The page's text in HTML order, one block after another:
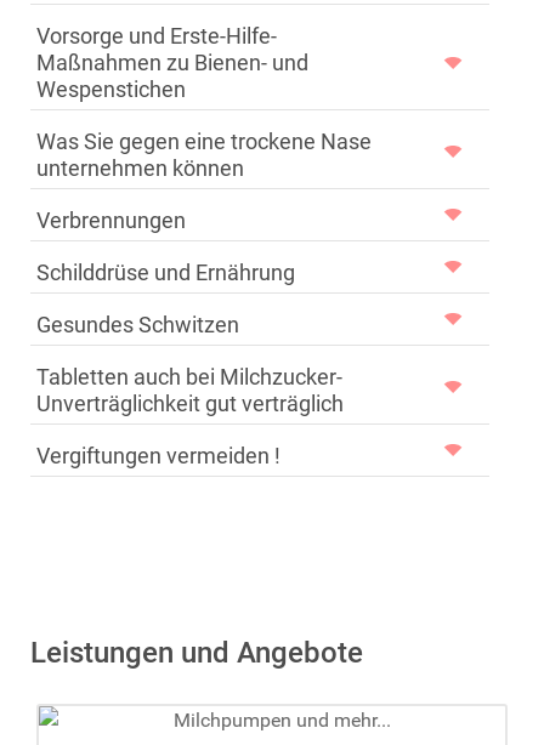
Vorsorge und Erste-Hilfe-
Maßnahmen zu Bienen- und
Wespenstichen
Was Sie gegen eine trockene Nase
unternehmen können
Verbrennungen
Schilddrüse und Ernährung
Gesundes Schwitzen
Tabletten auch bei Milchzucker-
Unverträglichkeit gut verträglich
Vergiftungen vermeiden !
Leistungen und Angebote